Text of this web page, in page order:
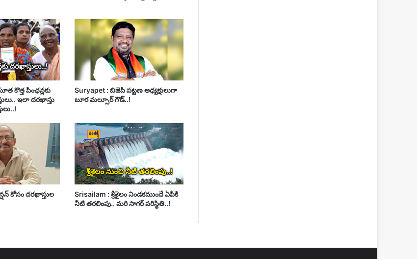
కొత్త పింఛన్లకు
ఇలా దరఖాస్తు
Suryapet : బిజెపి పట్టణ అధ్యక్షులుగా
బూర మల్సూర్ గౌడ్..!
కోసం దరఖాస్తుల
Srisailam : శ్రీశైలం నిండకముందే ఏపీకి
నీటి తరలింపు.. మరి సాగర్ పరిస్థితి..!